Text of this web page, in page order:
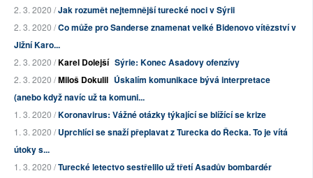
2. 3. 2020 /Jak rozumět nejtemnější turecké noci v Sýrii
2. 3. 2020 /Co může pro Sanderse znamenat velké Bidenovo vítězství v
Jižní Karo...
2. 3. 2020 /Karel Dolejší Sýrie: Konec Asadovy ofenzívy
2. 3. 2020 /Miloš Dokulil Úskalím komunikace bývá interpretace
(anebo když navíc už ta komuni...
1. 3. 2020 /Koronavirus: Vážné otázky týkající se blížící se krize
1. 3. 2020 /Uprchlíci se snaží přeplavat z Turecka do Řecka. To je vítá
útoky s...
1. 3. 2020 /Turecké letectvo sestřelilo už třetí Asadův bombardér